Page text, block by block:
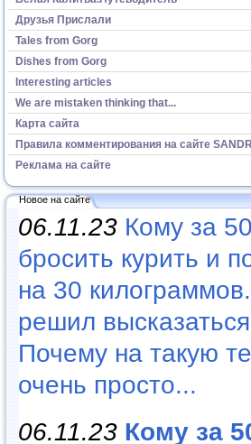
Друзья Прислали
Tales from Gorg
Dishes from Gorg
Interesting articles
We are mistaken thinking that...
Карта сайта
Правила комментирования на сайте
Реклама на сайте
Новое на сайте
06.11.23 Кому за
бросить курить и
на 30
решил
Почему на такую
очень просто...
06.11.23 Кому за